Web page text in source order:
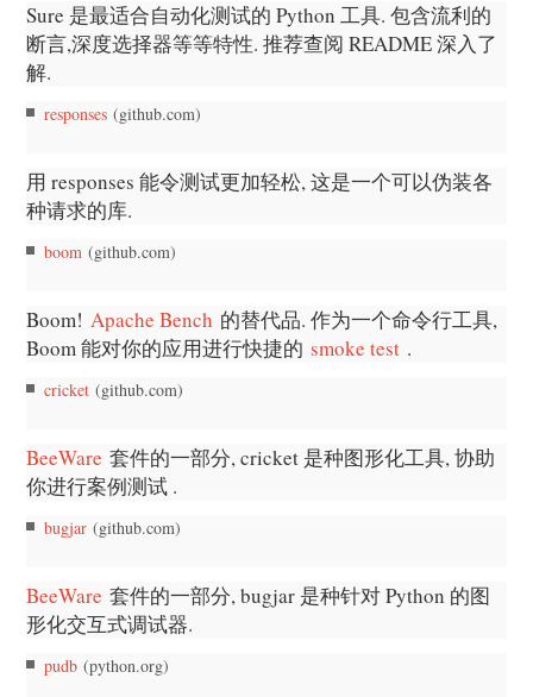
Sure 是最适合自动化测试的 Python 工具. 包含流利的
断言,深度选择器等等特性. 推荐查阅 README 深入了
解.
responses (github.com)
用 responses 能令测试更加轻松, 这是一个可以伪装各
种请求的库.
boom (github.com)
Boom!Apache Bench 的替代品. 作为一个命令行工具,
Boom 能对你的应用进行快捷的smoke test .
cricket (github.com)
BeeWare 套件的一部分, cricket 是种图形化工具, 协助
你进行案例测试 .
bugjar (github.com)
BeeWare 套件的一部分, bugjar 是种针对 Python 的图
形化交互式调试器.
pudb (python.org)